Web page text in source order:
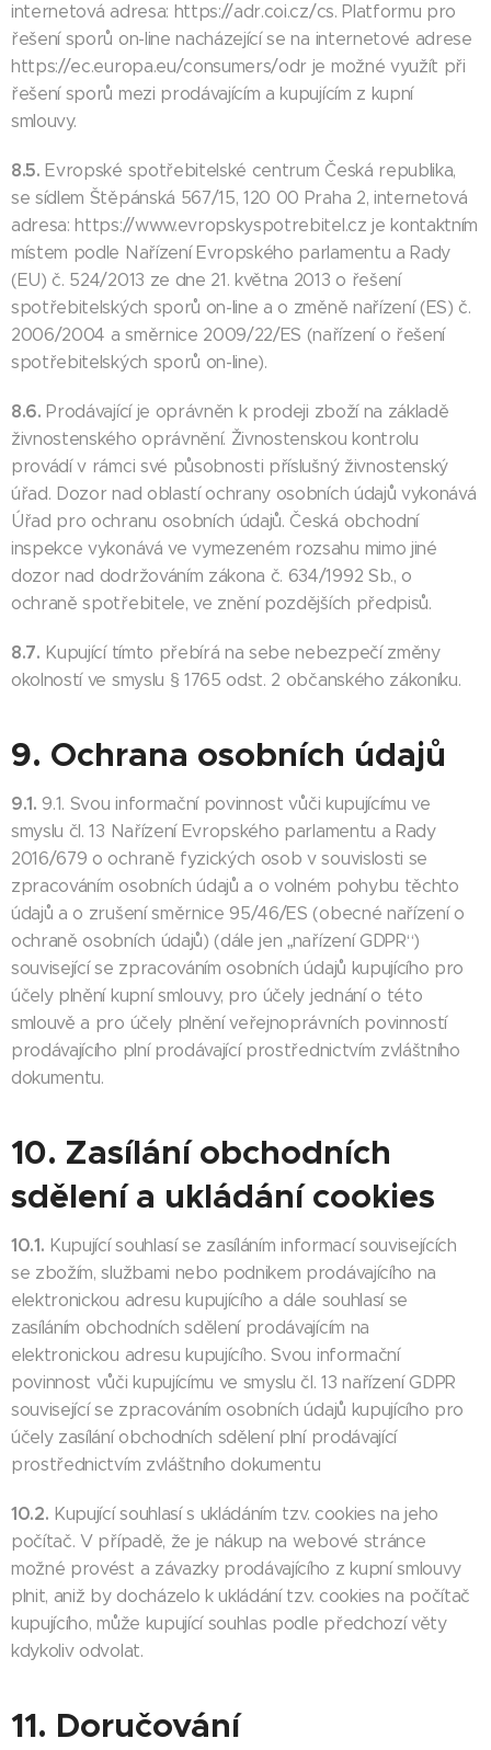
internetová adresa: https://adr.coi.cz/cs. Platformu pro
řešení sporů on-line nacházející se na internetové adrese
https://ec.europa.eu/consumers/odr je možné využít při
řešení sporů mezi prodávajícím a kupujícím z kupní
smlouvy.
8.5.Evropské spotřebitelské centrum Česká republika,
se sídlem Štěpánská 567/15, 120 00 Praha 2, internetová
adresa: https://www.evropskyspotrebitel.cz je kontaktním
místem podle Nařízení Evropského parlamentu a Rady
(EU) č. 524/2013 ze dne 21. května 2013 o řešení
spotřebitelských sporů on-line a o změně nařízení (ES) č.
2006/2004 a směrnice 2009/22/ES (nařízení o řešení
spotřebitelských sporů on-line).
8.6.Prodávající je oprávněn k prodeji zboží na základě
živnostenského oprávnění. Živnostenskou kontrolu
provádí v rámci své působnosti příslušný živnostenský
úřad. Dozor nad oblastí ochrany osobních údajů vykonává
Úřad pro ochranu osobních údajů. Česká obchodní
inspekce vykonává ve vymezeném rozsahu mimo jiné
dozor nad dodržováním zákona č. 634/1992 Sb., o
ochraně spotřebitele, ve znění pozdějších předpisů.
8.7. Kupující tímto přebírá na sebe nebezpečí změny
okolností ve smyslu § 1765 odst. 2 občanského zákoníku.
9. Ochrana osobních údajů
9.1. 9.1. Svou informační povinnost vůči kupujícímu ve
smyslu čl. 13 Nařízení Evropského parlamentu a Rady
2016/679 o ochraně fyzických osob v souvislosti se
zpracováním osobních údajů a o volném pohybu těchto
údajů a o zrušení směrnice 95/46/ES (obecné nařízení o
ochraně osobních údajů) (dále jen „nařízení GDPR“)
související se zpracováním osobních údajů kupujícího pro
účely plnění kupní smlouvy, pro účely jednání o této
smlouvě a pro účely plnění veřejnoprávních povinností
prodávajícího plní prodávající prostřednictvím zvláštního
dokumentu.
10. Zasílání obchodních
sdělení a ukládání cookies
10.1. Kupující souhlasí se zasíláním informací souvisejících
se zbožím, službami nebo podnikem prodávajícího na
elektronickou adresu kupujícího a dále souhlasí se
zasíláním obchodních sdělení prodávajícím na
elektronickou adresu kupujícího. Svou informační
povinnost vůči kupujícímu ve smyslu čl. 13 nařízení GDPR
související se zpracováním osobních údajů kupujícího pro
účely zasílání obchodních sdělení plní prodávající
prostřednictvím zvláštního dokumentu
10.2. Kupující souhlasí s ukládáním tzv. cookies na jeho
počítač. V případě, že je nákup na webové stránce
možné provést a závazky prodávajícího z kupní smlouvy
plnit, aniž by docházelo k ukládání tzv. cookies na počítač
kupujícího, může kupující souhlas podle předchozí věty
kdykoliv odvolat.
11. Doručování